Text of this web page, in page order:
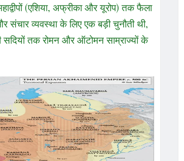
(एशिया, अफ्रीका और यूरोप) तक फैला
व्यवस्था के लिए एक बड़ी चुनौती थी,
तक रोमन और ऑटोमन साम्राज्यों के